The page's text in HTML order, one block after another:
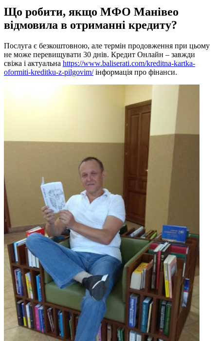
Що робити, якщо МФО Манівео
відмовила в отриманні кредиту?
Послуга є безкоштовною, але термін продовження при цьому
не може перевищувати 30 днів. Кредит Онлайн – завжди
свіжа і актуальна https://www.baliserati.com/kreditna-kartka-
oformiti-kreditku-z-pilgovim/інформація про фінанси.